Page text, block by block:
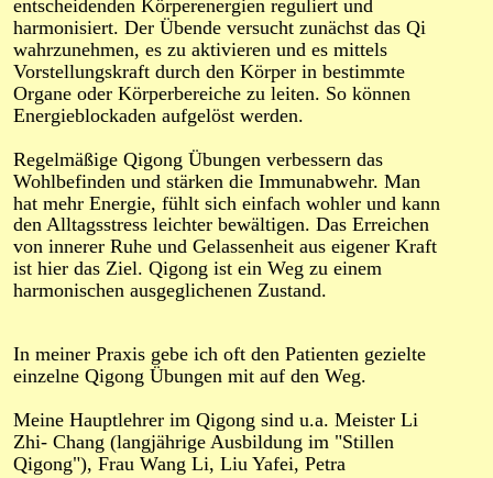
In meiner Praxis gebe ich oft den Patienten gezielte
einzelne Qigong Übungen mit auf den Weg.
Meine Hauptlehrer im Qigong sind u.a. Meister Li
Zhi- Chang (langjährige Ausbildung im "Stillen
Qigong"), Frau Wang Li, Liu Yafei, Petra
entscheidenden Körperenergien reguliert und
harmonisiert. Der Übende versucht zunächst das Qi
wahrzunehmen, es zu aktivieren und es mittels
Vorstellungskraft durch den Körper in bestimmte
Organe oder Körperbereiche zu leiten. So können
Energieblockaden aufgelöst werden.
Regelmäßige Qigong Übungen verbessern das
Wohlbefinden und stärken die Immunabwehr. Man
hat mehr Energie, fühlt sich einfach wohler und kann
den Alltagsstress leichter bewältigen. Das Erreichen
von innerer Ruhe und Gelassenheit aus eigener Kraft
ist hier das Ziel. Qigong ist ein Weg zu einem
harmonischen ausgeglichenen Zustand.